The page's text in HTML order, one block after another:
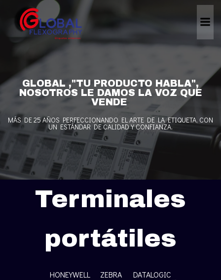
content
GLOBAL ,"TU PRODUCTO HABLA",
NOSOTROS LE DAMOS LA VOZ QUE
VENDE
MÁS DE 25 AÑOS PERFECCIONANDO EL ARTE DE LA ETIQUETA, CON
UN ESTÁNDAR DE CALIDAD Y CONFIANZA.
Terminales
portátiles
HONEYWELL ZEBRA DATALOGIC